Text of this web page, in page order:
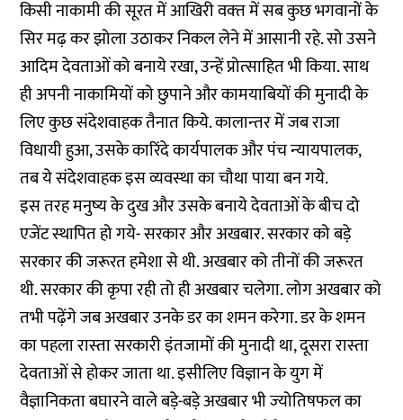
किसी नाकामी की सूरत में आखिरी वक्‍त में सब कुछ भगवानों के
सिर मढ़ कर झोला उठाकर निकल लेने में आसानी रहे. सो उसने
आदिम देवताओं को बनाये रखा, उन्‍हें प्रोत्‍साहित भी किया. साथ
ही अपनी नाकामियों को छुपाने और कामयाबियों की मुनादी के
लिए कुछ संदेशवाहक तैनात किये. कालान्‍तर में जब राजा
विधायी हुआ, उसके कारिंदे कार्यपालक और पंच न्‍यायपालक,
तब ये संदेशवाहक इस व्‍यवस्‍था का चौथा पाया बन गये.
इस तरह मनुष्‍य के दुख और उसके बनाये देवताओं के बीच दो
एजेंट स्‍थापित हो गये- सरकार और अखबार. सरकार को बड़े
सरकार की जरूरत हमेशा से थी. अखबार को तीनों की जरूरत
थी. सरकार की कृपा रही तो ही अखबार चलेगा. लोग अखबार को
तभी पढ़ेंगे जब अखबार उनके डर का शमन करेगा. डर के शमन
का पहला रास्‍ता सरकारी इंतजामों की मुनादी था, दूसरा रास्‍ता
देवताओं से होकर जाता था. इसीलिए विज्ञान के युग में
वैज्ञानिकता बघारने वाले बड़े-बड़े अखबार भी ज्‍योतिषफल का